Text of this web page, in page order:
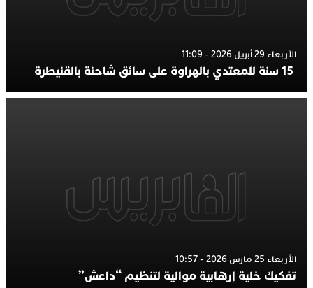
الأربعاء 29 أبريل 2026 - 11:09
الأربعاء 25 مارس 2026 - 10:57
تفكيك خلية إرهابية موالية لتنظيم “داعش”